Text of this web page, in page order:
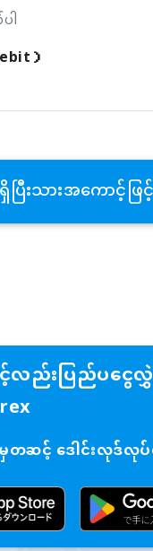
ါ
）
ရှိပြီးသားအကောင့်ဖ
င့်လည်းပြည်ပငွေ
တဆင့် ဒေါင်းလုဒ်လု